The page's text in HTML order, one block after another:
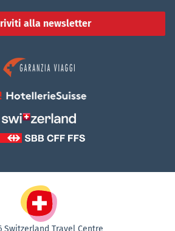
alla newsletter
Switzerland Travel Centre